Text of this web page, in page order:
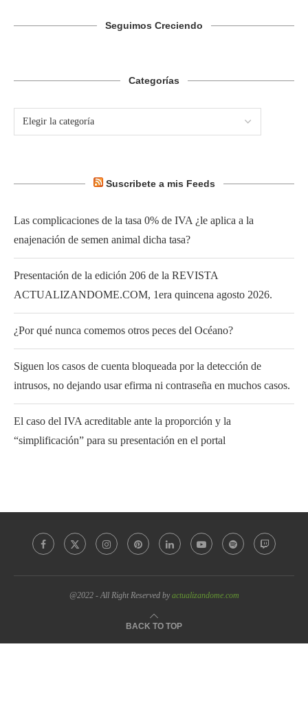
Seguimos Creciendo
Categorías
Suscribete a mis Feeds
Las complicaciones de la tasa 0% de IVA ¿le aplica a la
enajenación de semen animal dicha tasa?
Presentación de la edición 206 de la REVISTA
ACTUALIZANDOME.COM, 1era quincena agosto 2026.
¿Por qué nunca comemos otros peces del Océano?
Siguen los casos de cuenta bloqueada por la detección de
intrusos, no dejando usar efirma ni contraseña en muchos casos.
El caso del IVA acreditable ante la proporción y la
“simplificación” para su presentación en el portal
@2022 - All Right Reserved byactualizandome.com
BACK TO TOP